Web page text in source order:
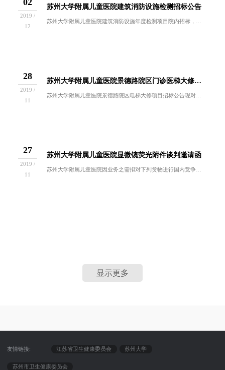
2019 /
12
苏州大学附属儿童医院建筑消防设施检测招标公告
苏州大学附属儿童医院建筑消防设施年度检测项目院内招标，欢迎符合招标要求、有履约能力的单位要求前来投标：一、项目名称 苏州大学附属儿童医院建筑...
28
2019 /
11
苏州大学附属儿童医院景德路院区门诊医梯大修招标公告
苏州大学附属儿童医院景德路院区电梯大修项目招标公告现对苏州大学附属儿童医院景德路院区电梯大修项目进行公开招标，欢迎符合谈判资格要求的供应商前...
27
2019 /
11
苏州大学附属儿童医院显微镜荧光附件谈判邀请函
苏州大学附属儿童医院因业务之需拟对下列货物进行国内竞争性谈判采购。欢迎符合谈判资格要求的供应商前来报名参与。一、采购内容：招标编号名称数量使...
显示更多
友情链接: 江苏省卫生健康委员会 苏州大学
苏州市卫生健康委员会